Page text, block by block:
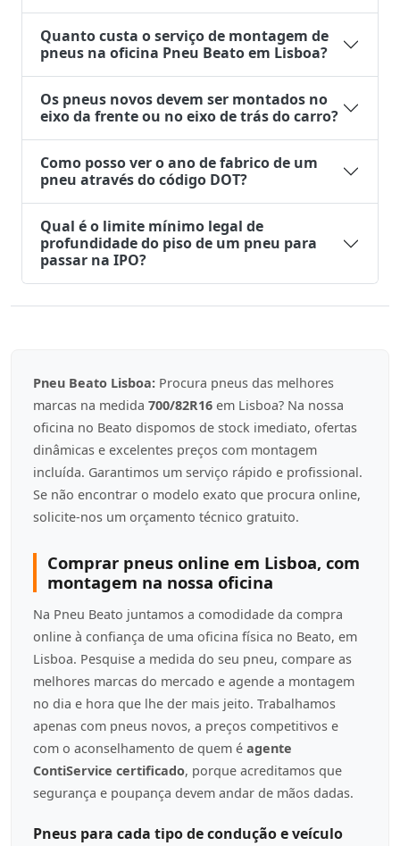
Quanto custa o serviço de montagem de
pneus na oficina Pneu Beato em Lisboa?
Os pneus novos devem ser montados no
eixo da frente ou no eixo de trás do carro?
Como posso ver o ano de fabrico de um
pneu através do código DOT?
Qual é o limite mínimo legal de
profundidade do piso de um pneu para
passar na IPO?
Pneu Beato Lisboa: Procura pneus das melhores
marcas na medida 700/82R16 em Lisboa? Na nossa
oficina no Beato dispomos de stock imediato, ofertas
dinâmicas e excelentes preços com montagem
incluída. Garantimos um serviço rápido e profissional.
Se não encontrar o modelo exato que procura online,
solicite-nos um orçamento técnico gratuito.
Comprar pneus online em Lisboa, com
montagem na nossa oficina
Na Pneu Beato juntamos a comodidade da compra
online à confiança de uma oficina física no Beato, em
Lisboa. Pesquise a medida do seu pneu, compare as
melhores marcas do mercado e agende a montagem
no dia e hora que lhe der mais jeito. Trabalhamos
apenas com pneus novos, a preços competitivos e
com o aconselhamento de quem é agente
ContiService certificado, porque acreditamos que
segurança e poupança devem andar de mãos dadas.
Pneus para cada tipo de condução e veículo